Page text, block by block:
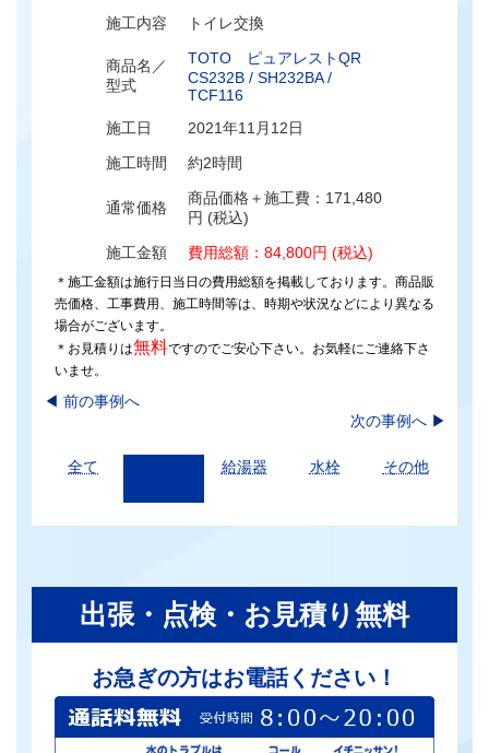
施工内容
トイレ交換
商品名／
型式
TOTO ピュアレストQR
CS232B / SH232BA /
TCF116
施工日
2021年11月12日
施工時間
約2時間
通常価格
商品価格＋施工費：171,480
円 (税込)
施工金額
費用総額：84,800円 (税込)
＊施工金額は施行日当日の費用総額を掲載しております。商品販
売価格、工事費用、施工時間等は、時期や状況などにより異なる
場合がございます。
＊お見積りは無料ですのでご安心下さい。お気軽にご連絡下さ
いませ。
◀︎ 前の事例へ
次の事例へ ▶
全て 給湯器 水栓 その他
出張・点検・お見積り無料
お急ぎの方はお電話ください！